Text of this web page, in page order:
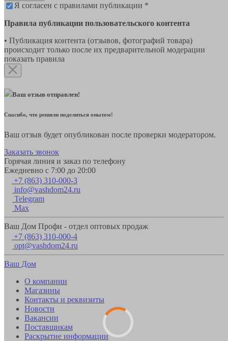
Я согласен с правилами публикации *
Правила публикации пользовательского контента
• Публикация контента (отзывов, фотографий товара)
происходит только после их предварительной модерации
показать правила
Ваш отзыв отправлен!
Спасибо, что решили поделиться опытом!
Ваш отзыв будет опубликован после проверки модератором.
Заказать звонок
Горячая линия и заказ по телефону
Ежедневно с 7:00 до 20:00
+7 (863) 310-000-3
info@vashdom24.ru
Telegram
Max
Ваш Дом Профи - отдел оптовых продаж
+7 (863) 310-000-4
opt@vashdom24.ru
Ваш Дом
О компании
Магазины
Контакты и реквизиты
Новости
Вакансии
Поставщикам
Раскрытие информации